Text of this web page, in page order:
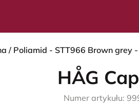
HÅG
Numer artykułu: